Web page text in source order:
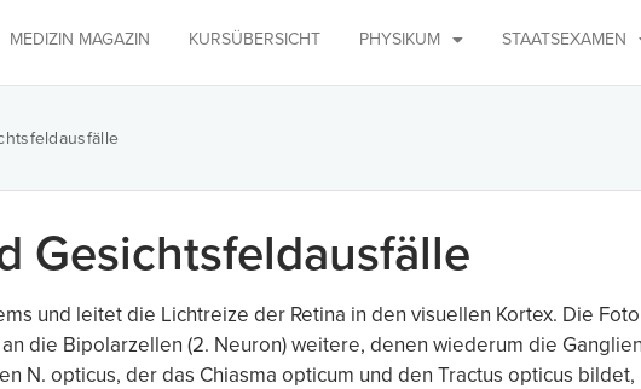
MEDIZIN MAGAZIN KURSÜBERSICHT PHYSIKUM STAATSEXAMEN
Gesichtsfeldausfälle
und leitet die Lichtreize der Retina in den visuellen Kortex. Die
die Bipolarzellen (2. Neuron) weitere, denen wiederum die
N. opticus, der das Chiasma opticum und den Tractus opticus